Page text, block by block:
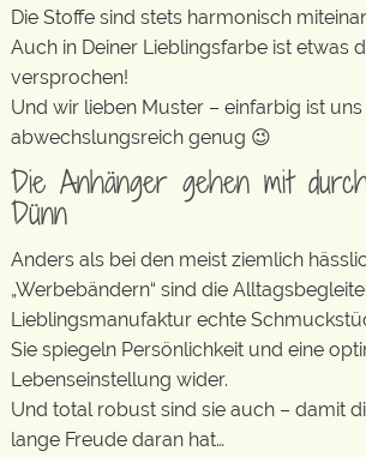
Die Stoffe sind stets harmonisch
Auch in Deiner Lieblingsfarbe ist etwas
versprochen!
Und wir lieben Muster – einfarbig ist
abwechslungsreich genug 😉
Die Anhänger gehen mit
Dünn
Anders als bei den meist ziemlich
„Werbebändern“ sind die
Lieblingsmanufaktur echte
Sie spiegeln Persönlichkeit und eine
Lebenseinstellung wider.
Und total robust sind sie auch – damit
lange Freude daran hat…